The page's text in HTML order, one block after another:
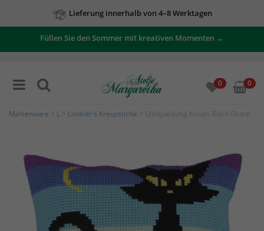
Lieferung innerhalb von 4–8 Werktagen
Füllen Sie den Sommer mit kreativen Momenten →
0 0
Markenware L Lindner's Kreuzstiche > Stickpackung Kissen Black Grace